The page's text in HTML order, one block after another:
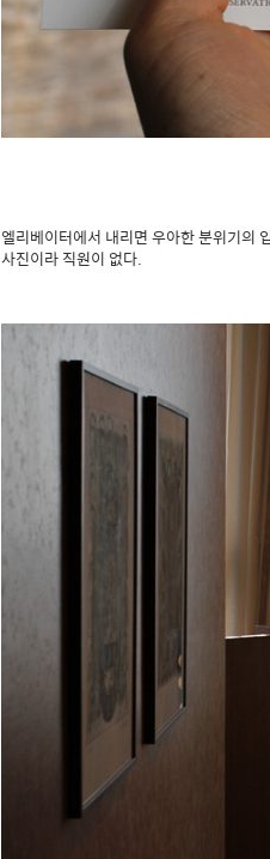
엘리베이터에서 내리면 우아한 분위기의
사진이라 직원이 없다.